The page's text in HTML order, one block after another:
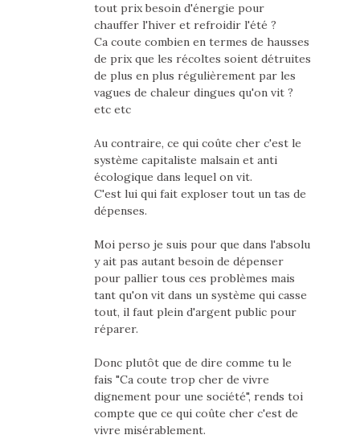
tout prix besoin d'énergie pour
chauffer l'hiver et refroidir l'été ?
Ca coute combien en termes de hausses
de prix que les récoltes soient détruites
de plus en plus régulièrement par les
vagues de chaleur dingues qu'on vit ?
etc etc
Au contraire, ce qui coûte cher c'est le
système capitaliste malsain et anti
écologique dans lequel on vit.
C'est lui qui fait exploser tout un tas de
dépenses.
Moi perso je suis pour que dans l'absolu
y ait pas autant besoin de dépenser
pour pallier tous ces problèmes mais
tant qu'on vit dans un système qui casse
tout, il faut plein d'argent public pour
réparer.
Donc plutôt que de dire comme tu le
fais "Ca coute trop cher de vivre
dignement pour une société", rends toi
compte que ce qui coûte cher c'est de
vivre misérablement.